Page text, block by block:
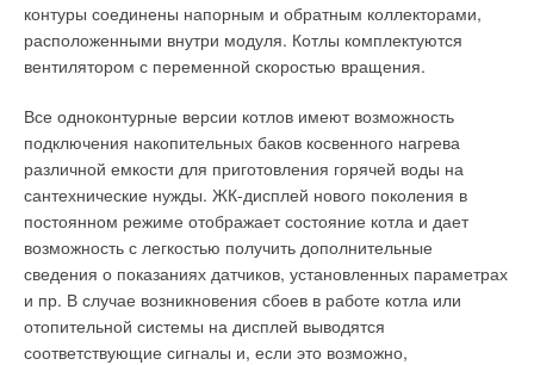
контуры соединены напорным и обратным коллекторами,
расположенными внутри модуля. Котлы комплектуются
вентилятором с переменной скоростью вращения.
Все одноконтурные версии котлов имеют возможность
подключения накопительных баков косвенного нагрева
различной емкости для приготовления горячей воды на
сантехнические нужды. ЖК-дисплей нового поколения в
постоянном режиме отображает состояние котла и дает
возможность с легкостью получить дополнительные
сведения о показаниях датчиков, установленных параметрах
и пр. В случае возникновения сбоев в работе котла или
отопительной системы на дисплей выводятся
соответствующие сигналы и, если это возможно,